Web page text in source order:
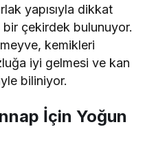
yapısıyla dikkat
çekirdek bulunuyor.
kemikleri
iyi gelmesi ve kan
biliniyor.
İçin Yoğun